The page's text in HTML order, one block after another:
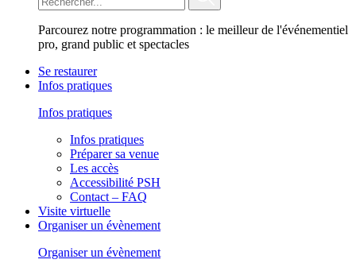
Parcourez notre programmation : le meilleur de l'événementiel
pro, grand public et spectacles
Se restaurer
Infos pratiques
Infos pratiques
Infos pratiques
Préparer sa venue
Les accès
Accessibilité PSH
Contact – FAQ
Visite virtuelle
Organiser un évènement
Organiser un évènement